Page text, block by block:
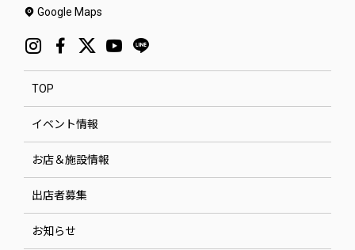
Google Maps
TOP
イベント情報
お店＆施設情報
出店者募集
お知らせ